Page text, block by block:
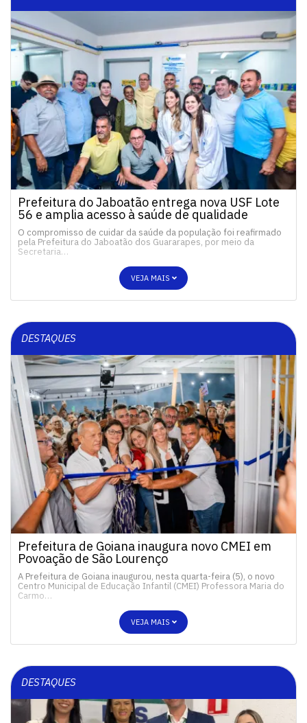
Prefeitura do Jaboatão entrega nova USF Lote
56 e amplia acesso à saúde de qualidade
O compromisso de cuidar da saúde da população foi reafirmado
pela Prefeitura do Jaboatão dos Guararapes, por meio da
Secretaria…
VEJA MAIS
DESTAQUES
Prefeitura de Goiana inaugura novo CMEI em
Povoação de São Lourenço
A Prefeitura de Goiana inaugurou, nesta quarta-feira (5), o novo
Centro Municipal de Educação Infantil (CMEI) Professora Maria do
Carmo…
VEJA MAIS
DESTAQUES